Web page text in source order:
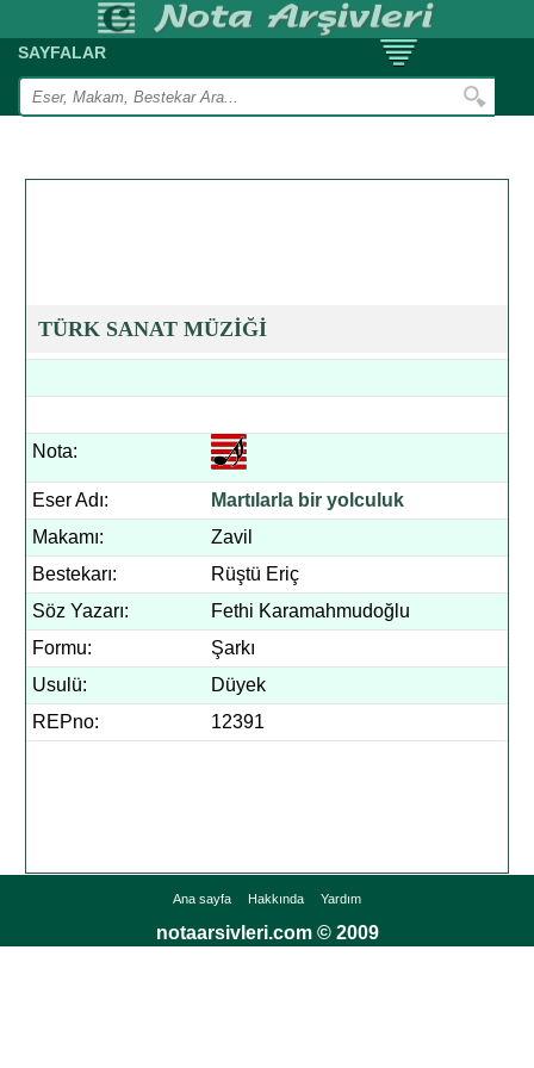
SAYFALAR
TÜRK SANAT MÜZİĞİ
Nota:
Eser Adı:
Martılarla bir yolculuk
Makamı:
Zavil
Bestekarı:
Rüştü Eriç
Söz Yazarı:
Fethi Karamahmudoğlu
Formu:
Şarkı
Usulü:
Düyek
REPno:
12391
Ana sayfa Hakkında Yardım
notaarsivleri.com © 2009